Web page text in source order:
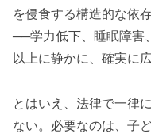
を侵食する構造的な依
──学力低下、睡眠障害
以上に静かに、確実に
とはいえ、法律で一律
ない。必要なのは、子